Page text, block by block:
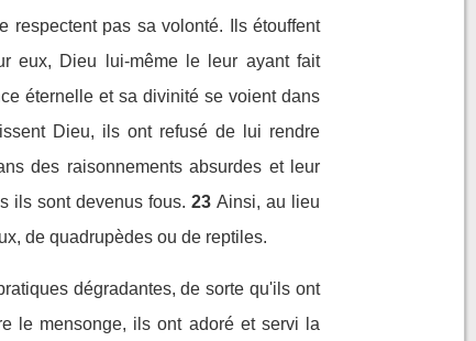
respectent pas sa volonté. Ils étouffent
eux, Dieu lui-même le leur ayant fait
éternelle et sa divinité se voient dans
Dieu, ils ont refusé de lui rendre
des raisonnements absurdes et leur
ils sont devenus fous. 23 Ainsi, au lieu
de quadrupèdes ou de reptiles.
dégradantes, de sorte qu'ils ont
le mensonge, ils ont adoré et servi la